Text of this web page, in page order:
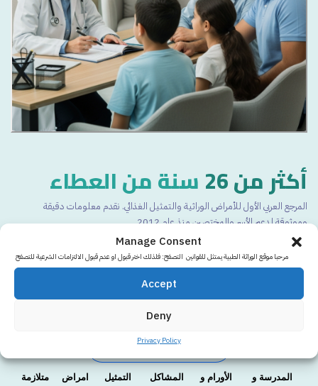
Manage Consent
مرحبا موقع الوراثة الطبية يمتثل للقوانين التصفح: فلذلك اختر قبول او عدم قبول الالتزامات الشرعية للتصفح
Accept
Deny
Privacy Policy
أكثر من 26 سنة من العطاء
المرجع العربي الأول للأمراض الوراثية والتمثيل الغذائي. نقدم معلومات دقيقة
وموثوقة لدعم الأسر والمختصين منذ عام 2012.
الوراثة الطبية
الوراثة الطبية هي
العربي!
راجع صفحتنا التعليمية
المدرسة و
الأورام و
المشاكل
التمثيل
امراض
متلازمة